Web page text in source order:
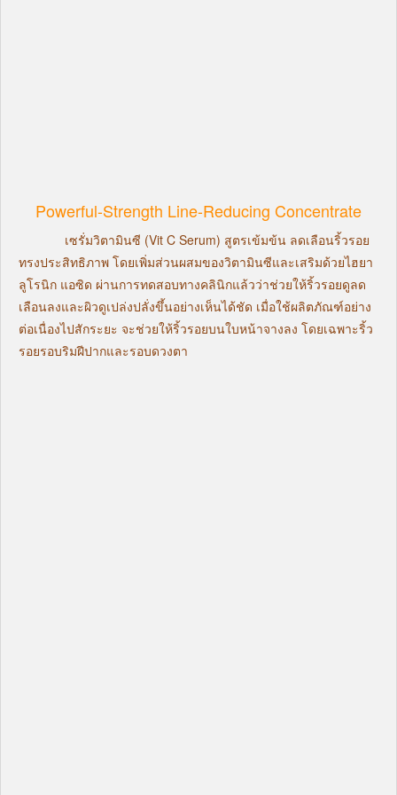
Powerful-Strength Line-Reducing Concentrate
เซรั่มวิตามินซี (Vit C Serum) สูตรเข้มข้น ลดเลือนริ้วรอย
ทรงประสิทธิภาพ โดยเพิ่มส่วนผสมของวิตามินซีและเสริมด้วยไฮยา
ลูโรนิก แอซิด ผ่านการทดสอบทางคลินิกแล้วว่าช่วยให้ริ้วรอยดูลด
เลือนลงและผิวดูเปล่งปลั่งขึ้นอย่างเห็นได้ชัด เมื่อใช้ผลิตภัณฑ์อย่าง
ต่อเนื่องไปสักระยะ จะช่วยให้ริ้วรอยบนใบหน้าจางลง โดยเฉพาะริ้ว
รอยรอบริมฝีปากและรอบดวงตา